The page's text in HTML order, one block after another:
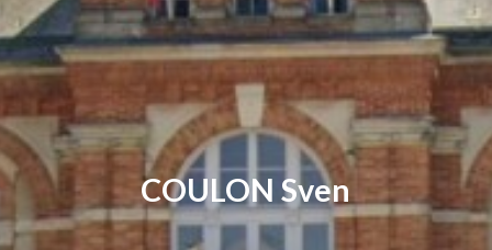
COULON Sven